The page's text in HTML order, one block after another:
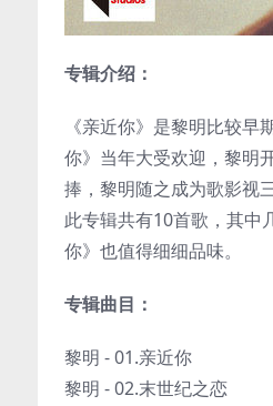
专辑介绍：
《亲近你》是黎明比较
你》当年大受欢迎，黎明
捧，黎明随之成为歌影视
此专辑共有10首歌，其中
你》也值得细细品味。
专辑曲目：
黎明 - 01.亲近你
黎明 - 02.末世纪之恋